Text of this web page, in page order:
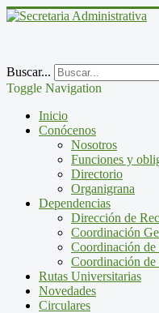
Buscar...
Toggle Navigation
Inicio
Conócenos
Nosotros
Funciones y
Directorio
Organigrana
Dependencias
Dirección de
Coordinación
Coordinación de
Coordinación
Rutas Universitarias
Novedades
Circulares